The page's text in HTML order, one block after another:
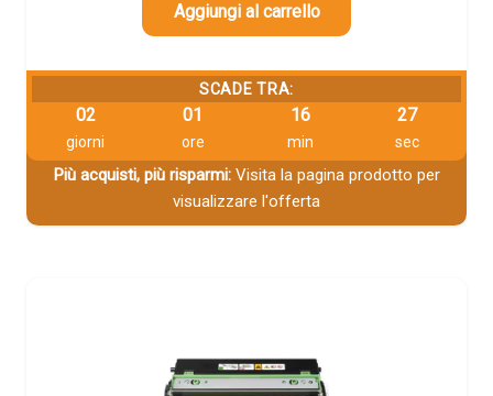
Aggiungi al carrello
SCADE TRA:
02
giorni
01
ore
16
min
26
sec
Più acquisti, più risparmi:Visita la pagina prodotto per
visualizzare l'offerta